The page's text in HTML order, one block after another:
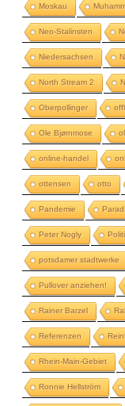
Moskau
Neo-Stalinsten
Niedersachsen
North Stream 2
Oberpollinger
Ole Bjørnmose
online-handel
ottensen otto
Pandemie
Peter Nogly
potsdamer stadtwerke
Pullover anziehen!
Rainer Barzel
Referenzen
Rhein-Main-Gebiet
Ronnie Hellström